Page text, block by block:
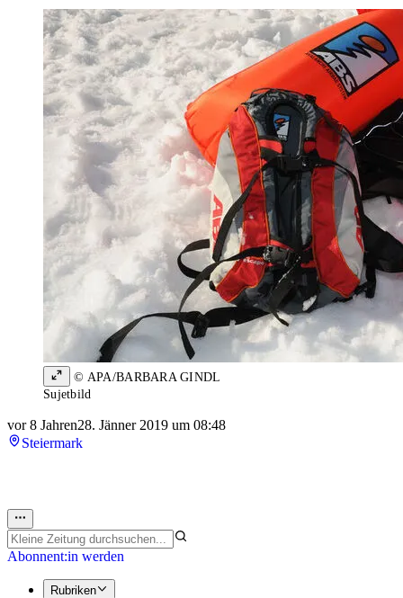
© APA/BARBARA GINDL
Sujetbild
vor 8 Jahren28. Jänner 2019 um 08:48
Steiermark
Abonnent:in werden
Rubriken